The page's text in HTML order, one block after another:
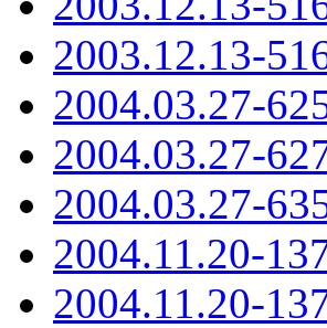
2003.12.13-
2004.03.27-
2004.03.27-
2004.03.27-
2004.11.20-
2004.11.20-